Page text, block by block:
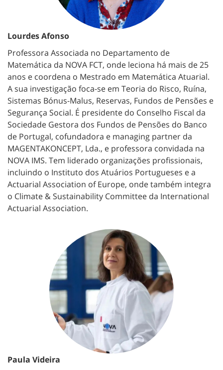
Lourdes Afonso
Professora Associada no Departamento de
Matemática da NOVA FCT, onde leciona há mais de 25
anos e coordena o Mestrado em Matemática Atuarial.
A sua investigação foca-se em Teoria do Risco, Ruína,
Sistemas Bónus-Malus, Reservas, Fundos de Pensões e
Segurança Social. É presidente do Conselho Fiscal da
Sociedade Gestora dos Fundos de Pensões do Banco
de Portugal, cofundadora e managing partner da
MAGENTAKONCEPT, Lda., e professora convidada na
NOVA IMS. Tem liderado organizações profissionais,
incluindo o Instituto dos Atuários Portugueses e a
Actuarial Association of Europe, onde também integra
o Climate & Sustainability Committee da International
Actuarial Association.
Paula Videira